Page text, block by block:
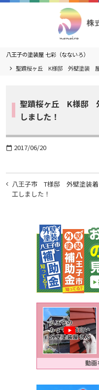
八王子の塗装屋 七彩（なないろ）
聖蹟桜ヶ丘 K様邸 外壁塗装 屋
聖蹟桜ヶ丘 K様邸
しました！
calendar_today 2017/06/20
投
稿
八王子市 T様邸 外壁塗装着
工しました！